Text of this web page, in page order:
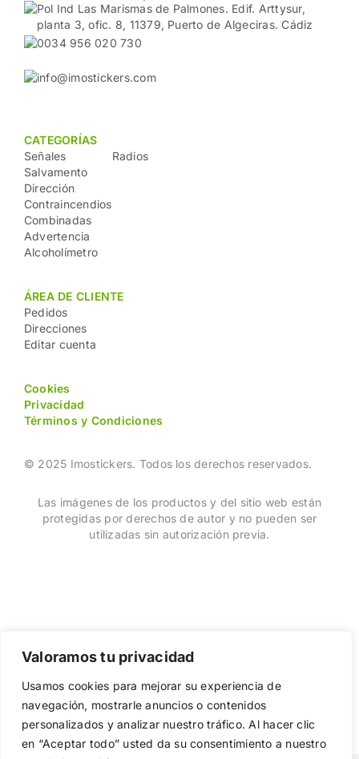
Valoramos tu privacidad
Usamos cookies para mejorar su experiencia de
navegación, mostrarle anuncios o contenidos
personalizados y analizar nuestro tráfico. Al hacer clic
en “Aceptar todo” usted da su consentimiento a nuestro
Pol Ind Las Marismas de Palmones. Edif. Arttysur,
planta 3, ofic. 8, 11379, Puerto de Algeciras. Cádiz
0034 956 020 730
info@imostickers.com
CATEGORÍAS
Señales
Salvamento
Dirección
Contraincendios
Combinadas
Advertencia
Alcoholímetro
Radios
ÁREA DE CLIENTE
Pedidos
Direcciones
Editar cuenta
Cookies
Privacidad
Términos y Condiciones
© 2025 Imostickers. Todos los derechos reservados.
Las imágenes de los productos y del sitio web están
protegidas por derechos de autor y no pueden ser
utilizadas sin autorización previa.